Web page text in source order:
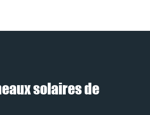
solaires de